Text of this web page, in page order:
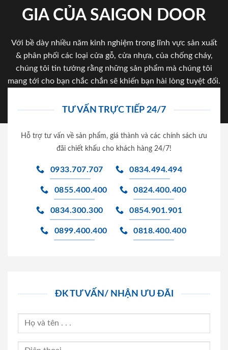
GIA CỦA SAIGON DOOR
Với bề dày nhiều năm kinh nghiệm trong lĩnh vực sản xuất
& phân phối các loại cửa gỗ, cửa nhựa, của chống cháy,
chúng tôi tin tưởng rằng những sản phẩm mà chúng tôi
mang tới cho bạn chắc chắn sẽ khiến bạn hài lòng tuyệt đối.
TƯ VẤN TRỰC TIẾP 24/7
Hỗ trợ tư vấn về sản phẩm, giá thành và các chính sách ưu
đãi chiết khấu cho khách hàng 24/7!
0933.707.707 0834.494.494
0855.400.400 0824.400.400
0834.300.300 0854.901.901
0899.400.400 0818.400.400
ĐK TƯ VẤN/ NHẬN ƯU ĐÃI